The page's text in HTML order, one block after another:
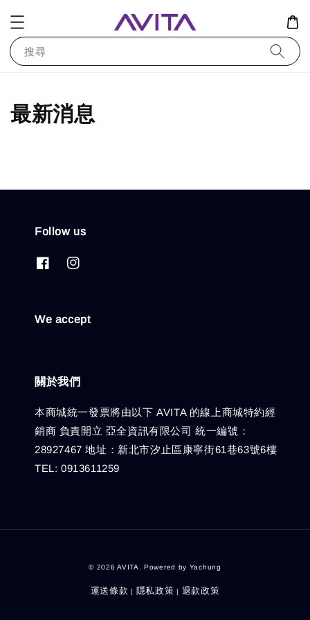
搜尋
最新消息
Follow us
We accept
關於我們
本商城統一發票將由以下 AVITA 的線上商城特約經
銷商 負責開立 亞全資訊有限公司 統一編號：
28927467 地址：新北市汐止區康寧街61巷63號6樓
TEL: 0913611259
© 2026 AVITA. Powered by Yachung
運送條款 | 隱私政策 | 退款政策